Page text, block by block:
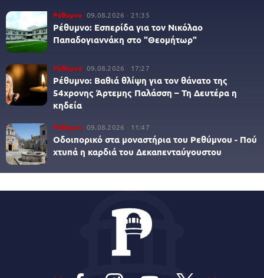
Ρέθυμνο 09.08.2026 21:35
Ρέθυμνο: Εσπερίδα για τον Νικόλαο
Παπαδογιαννάκη στο "Θεομήτωρ"
Ρέθυμνο 09.08.2026 17:27
Ρέθυμνο: Βαθιά θλίψη για τον θάνατο της
54χρονης Άρτεμης Παλάσση – Τη Δευτέρα η
κηδεία
Ρέθυμνο 09.08.2026 11:47
Οδοιπορικό στα μοναστήρια του Ρεθύμνου - Πού
χτυπά η καρδιά του Δεκαπενταύγουστου